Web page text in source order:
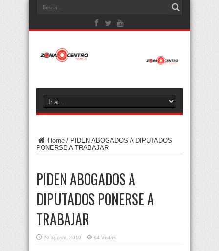
Home / PIDEN ABOGADOS A DIPUTADOS
PONERSE A TRABAJAR
PIDEN ABOGADOS A
DIPUTADOS PONERSE A
TRABAJAR
26 agosto, 2010 64 Visitas